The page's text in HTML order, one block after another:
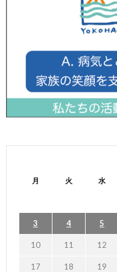
月 火 水
3 4 5
10 11 12
17 18 19